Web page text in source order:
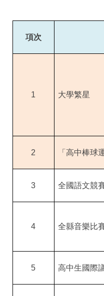
項次
1 大學繁星
2 「高中棒球
3 全國語文競
4 全縣音樂比
5 高中生國際